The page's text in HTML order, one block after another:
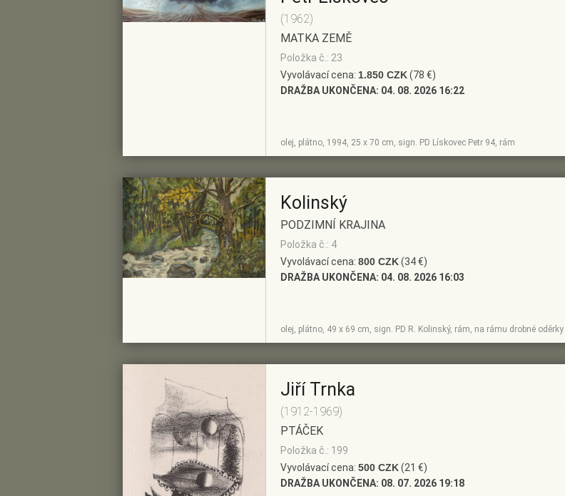
(1962)
MATKA ZEMĚ
Položka č.: 23
Vyvolávací cena: 1.850 CZK(78 €)
DRAŽBA UKONČENA: 04. 08. 2026 16:22
olej, plátno, 1994, 25 x 70 cm, sign. PD Lískovec Petr 94, rám
Kolinský
PODZIMNÍ KRAJINA
Položka č.: 4
Vyvolávací cena: 800 CZK(34 €)
DRAŽBA UKONČENA: 04. 08. 2026 16:03
olej, plátno, 49 x 69 cm, sign. PD R. Kolinský, rám, na rámu drobné oděrky
Jiří Trnka
(1912-1969)
PTÁČEK
Položka č.: 199
Vyvolávací cena: 500 CZK(21 €)
DRAŽBA UKONČENA: 08. 07. 2026 19:18